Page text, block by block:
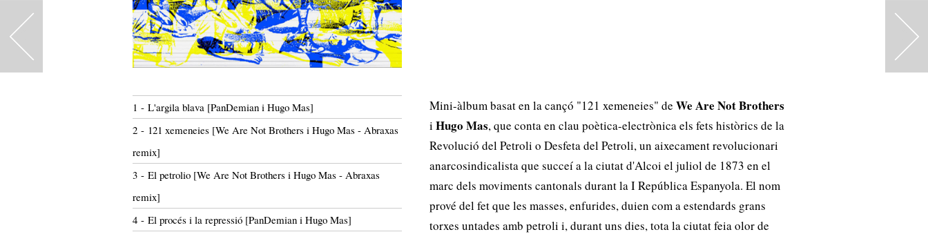
>
<
1 - L'argila blava [PanDemian i Hugo Mas]
2 - 121 xemeneies [We Are Not Brothers i Hugo Mas - Abraxas
remix]
3 - El petrolio [We Are Not Brothers i Hugo Mas - Abraxas
remix]
4 - El procés i la repressió [PanDemian i Hugo Mas]
Mini-àlbum basat en la cançó "121 xemeneies" de We Are Not Brothers
i Hugo Mas, que conta en clau poètica-electrònica els fets històrics de la
Revolució del Petroli o Desfeta del Petroli, un aixecament revolucionari
anarcosindicalista que succeí a la ciutat d'Alcoi el juliol de 1873 en el
marc dels moviments cantonals durant la I República Espanyola. El nom
prové del fet que les masses, enfurides, duien com a estendards grans
torxes untades amb petroli i, durant uns dies, tota la ciutat feia olor de